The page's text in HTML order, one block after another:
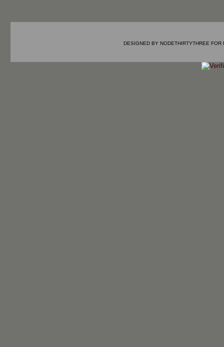
DESIGNED BY NODETHIRTYTHREE FOR